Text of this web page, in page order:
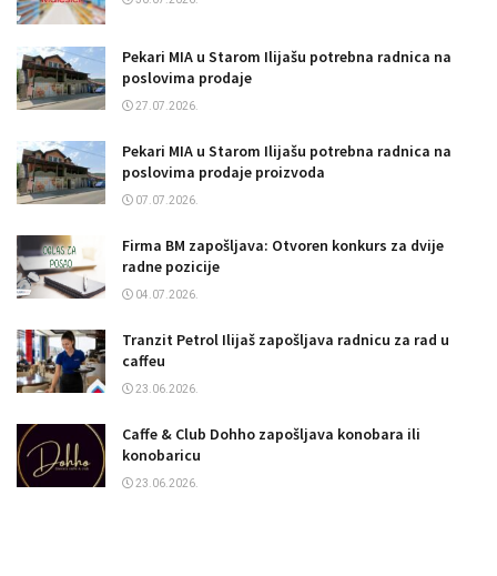
Pekari MIA u Starom Ilijašu potrebna radnica na
poslovima prodaje
27.07.2026.
Pekari MIA u Starom Ilijašu potrebna radnica na
poslovima prodaje proizvoda
07.07.2026.
Firma BM zapošljava: Otvoren konkurs za dvije
radne pozicije
04.07.2026.
Tranzit Petrol Ilijaš zapošljava radnicu za rad u
caffeu
23.06.2026.
Caffe & Club Dohho zapošljava konobara ili
konobaricu
23.06.2026.